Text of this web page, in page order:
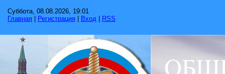
Суббота, 08.08.2026, 19:01
Главная
Регистрация Вход RSS